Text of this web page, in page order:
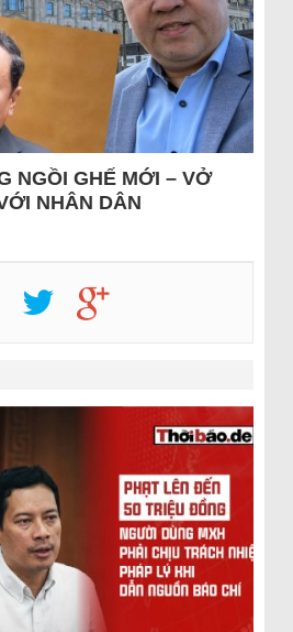
NGỒI GHẾ MỚI – VỞ
NHÂN DÂN